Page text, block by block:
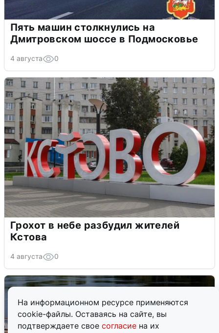
На информационном ресурсе применяются
cookie-файлы. Оставаясь на сайте, вы
подтверждаете свое согласие на их
Пять машин столкнулись на
Дмитровском шоссе в Подмосковье
4 августа 0
Грохот в небе разбудил жителей
Кстова
4 августа 0